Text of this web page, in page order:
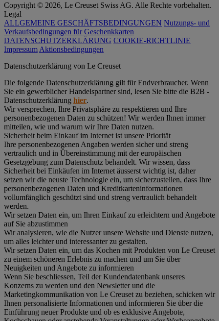
Copyright © 2026, Le Creuset Swiss AG. Alle Rechte vorbehalten.
Legal
ALLGEMEINE GESCHÄFTSBEDINGUNGEN Nutzungs- und
Verkaufsbedingungen für Geschenkkarten
DATENSCHUTZERKLÄRUNG COOKIE-RICHTLINIE
Impressum Aktionsbedingungen
Datenschutz­erklärung von Le Creuset
Die folgende Datenschutzerklärung gilt für Endverbraucher. Wenn
Sie ein gewerblicher Handelspartner sind, lesen Sie bitte die B2B -
Datenschutzerklärung hier.
Wir versprechen, Ihre Privatsphäre zu respektieren und Ihre
personenbezogenen Daten zu schützen! Wir werden Ihnen immer
mitteilen, wie und warum wir Ihre Daten nutzen.
Sicherheit beim Einkauf im Internet ist unsere Priorität
Ihre personenbezogenen Angaben werden sicher und streng
vertraulich und in Übereinstimmung mit der europäischen
Gesetzgebung zum Datenschutz behandelt. Wir wissen, dass
Sicherheit bei Einkäufen im Internet äusserst wichtig ist, daher
setzen wir die neuste Technologie ein, um sicherzustellen, dass Ihre
personenbezogenen Daten und Kreditkarteninformationen
vollumfänglich geschützt sind und streng vertraulich behandelt
werden.
Wir setzen Daten ein, um Ihren Einkauf zu erleichtern und Angebote
auf Sie abzustimmen
Wir analysieren, wie die Nutzer unsere Website und Dienste nutzen,
um alles leichter und interessanter zu gestalten.
Wir setzen Daten ein, um das Kochen mit Produkten von Le Creuset
zu einem schöneren Erlebnis zu machen und um Sie über
Neuigkeiten und Angebote zu informieren
Wenn Sie beschliessen, Teil der Kundendatenbank unseres
Konzerns zu werden und den Newsletter und die
Marketingkommunikation von Le Creuset zu beziehen, schicken wir
Ihnen personalisierte Informationen und informieren Sie über die
Einführung neuer Produkte und ob es exklusive Angebote,